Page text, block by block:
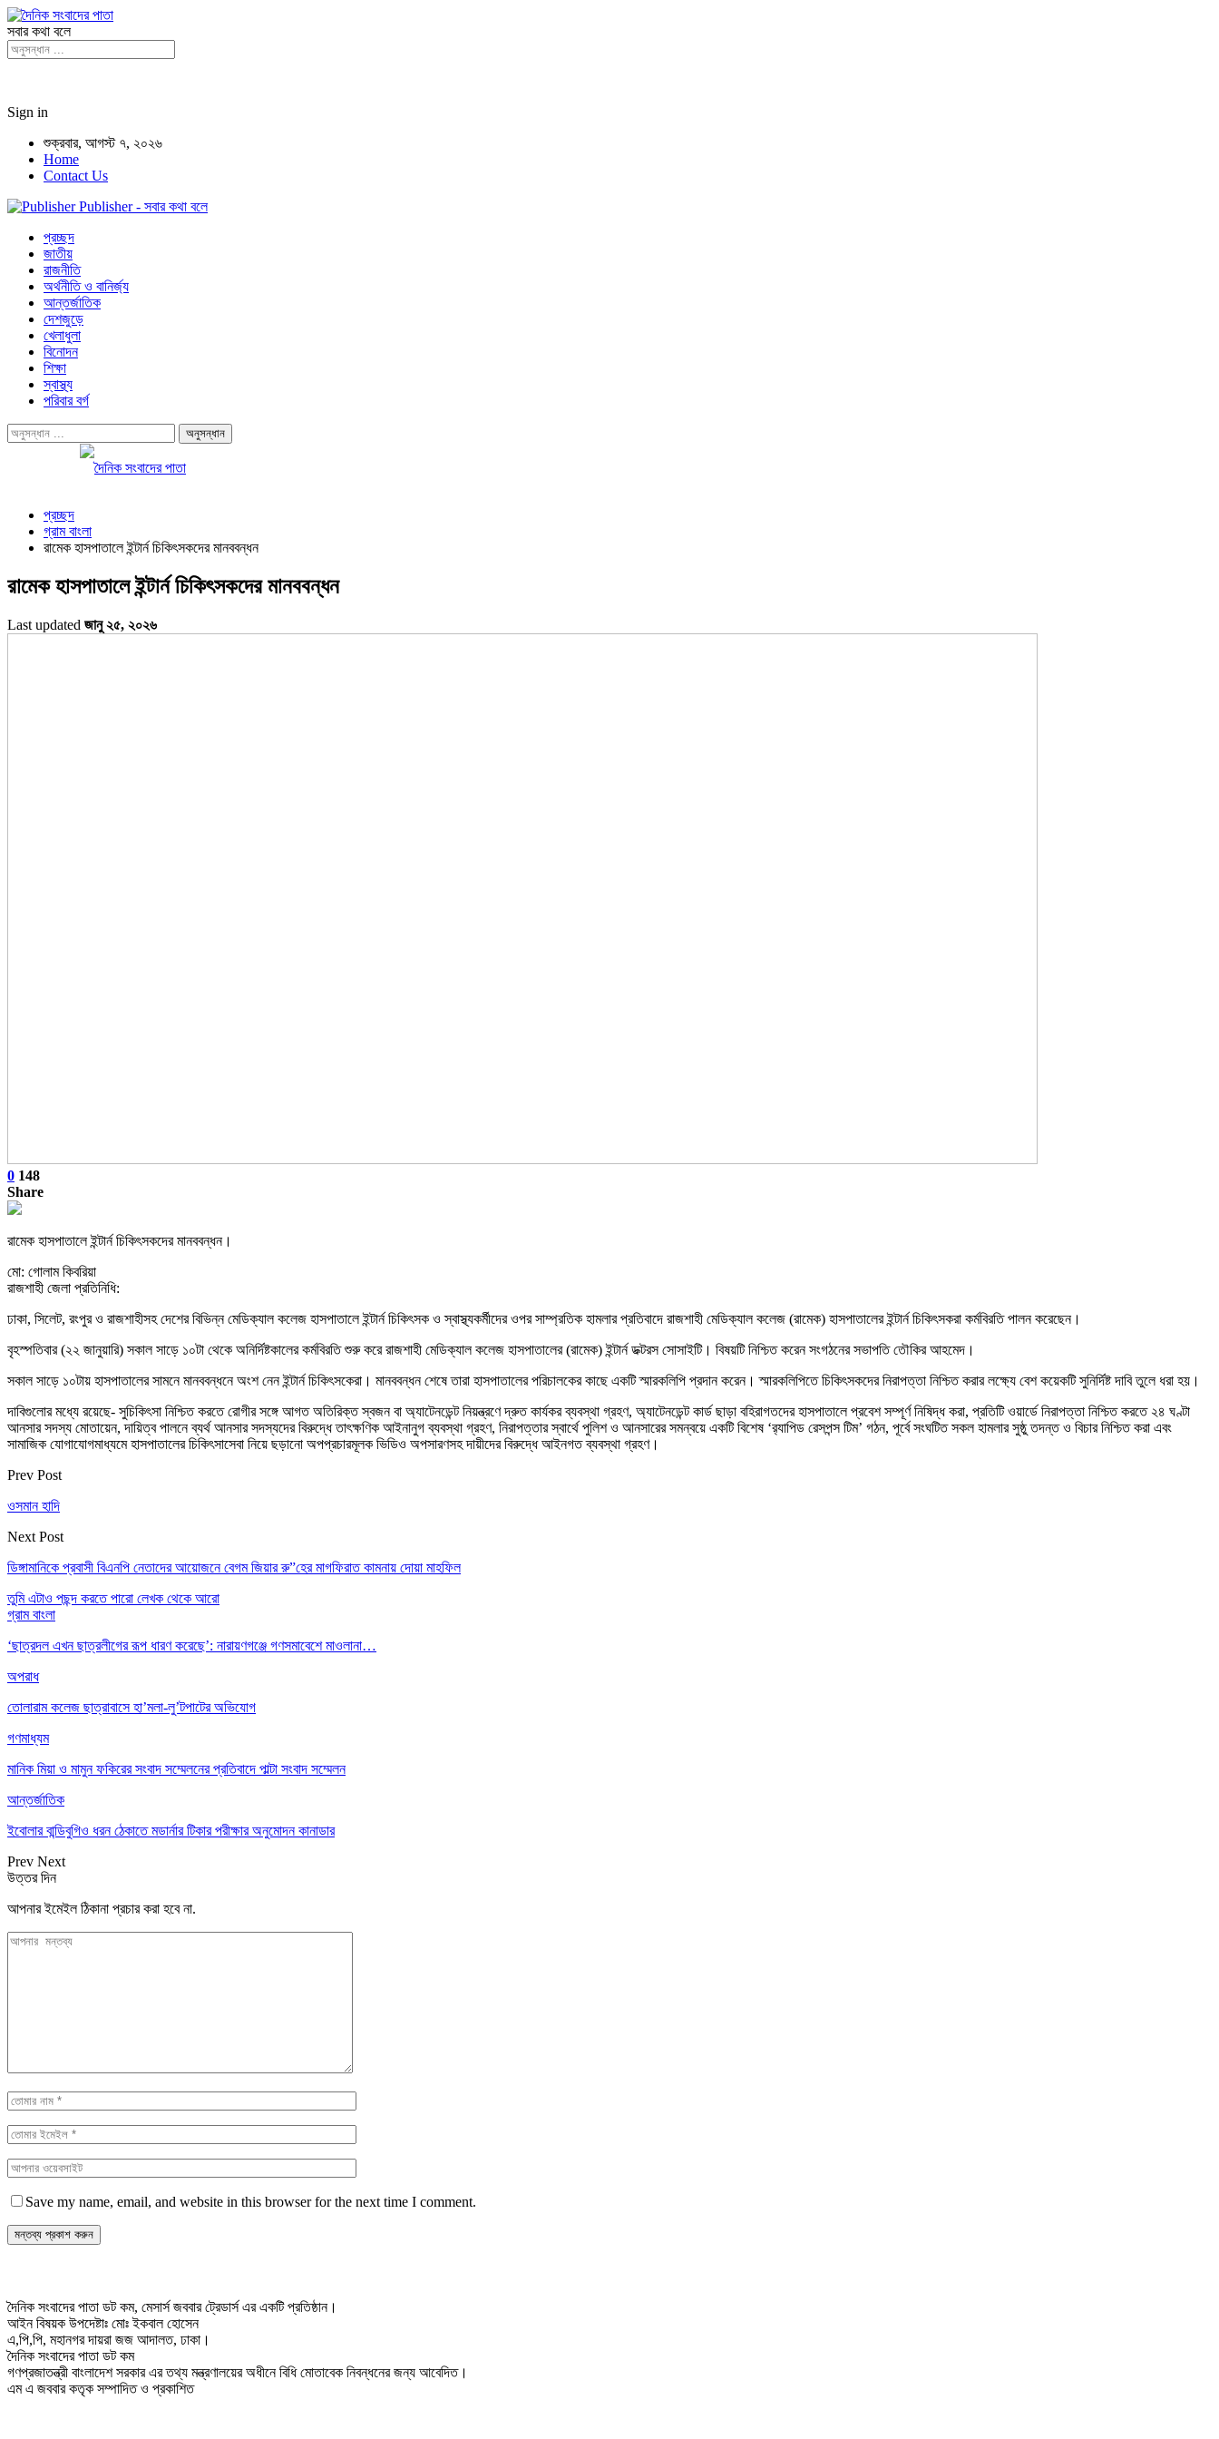
সবার কথা বলে
Sign in
শুক্রবার, আগস্ট ৭, ২০২৬
Home
Contact Us
Publisher - সবার কথা বলে
প্রচ্ছদ
জাতীয়
রাজনীতি
অর্থনীতি ও বানির্জ্য
আন্তর্জাতিক
দেশজুড়ে
খেলাধুলা
বিনোদন
শিক্ষা
স্বাস্থ্য
পরিবার বর্গ
প্রচ্ছদ
গ্রাম বাংলা
রামেক হাসপাতালে ইন্টার্ন চিকিৎসকদের মানববন্ধন
রামেক হাসপাতালে ইন্টার্ন চিকিৎসকদের মানববন্ধন
Last updated জানু ২৫, ২০২৬
0 148
Share
রামেক হাসপাতালে ইন্টার্ন চিকিৎসকদের মানববন্ধন।
মো: গোলাম কিবরিয়া
রাজশাহী জেলা প্রতিনিধি:
ঢাকা, সিলেট, রংপুর ও রাজশাহীসহ দেশের বিভিন্ন মেডিক্যাল কলেজ হাসপাতালে ইন্টার্ন চিকিৎসক ও স্বাস্থ্যকর্মীদের ওপর সাম্প্রতিক হামলার প্রতিবাদে রাজশাহী মেডিক্যাল কলেজ (রামেক) হাসপাতালের ইন্টার্ন চিকিৎসকরা কর্মবিরতি পালন করেছেন।
বৃহস্পতিবার (২২ জানুয়ারি) সকাল সাড়ে ১০টা থেকে অনির্দিষ্টকালের কর্মবিরতি শুরু করে রাজশাহী মেডিক্যাল কলেজ হাসপাতালের (রামেক) ইন্টার্ন ডক্টরস সোসাইটি। বিষয়টি নিশ্চিত করেন সংগঠনের সভাপতি তৌকির আহমেদ।
সকাল সাড়ে ১০টায় হাসপাতালের সামনে মানববন্ধনে অংশ নেন ইন্টার্ন চিকিৎসকেরা। মানববন্ধন শেষে তারা হাসপাতালের পরিচালকের কাছে একটি স্মারকলিপি প্রদান করেন। স্মারকলিপিতে চিকিৎসকদের নিরাপত্তা নিশ্চিত করার লক্ষ্যে বেশ কয়েকটি সুনির্দিষ্ট দাবি তুলে ধরা হয়।
দাবিগুলোর মধ্যে রয়েছে- সুচিকিৎসা নিশ্চিত করতে রোগীর সঙ্গে আগত অতিরিক্ত স্বজন বা অ্যাটেনডেন্ট নিয়ন্ত্রণে দ্রুত কার্যকর ব্যবস্থা গ্রহণ, অ্যাটেনডেন্ট কার্ড ছাড়া বহিরাগতদের হাসপাতালে প্রবেশ সম্পূর্ণ নিষিদ্ধ করা, প্রতিটি ওয়ার্ডে নিরাপত্তা নিশ্চিত করতে ২৪ ঘণ্টা
আনসার সদস্য মোতায়েন, দায়িত্ব পালনে ব্যর্থ আনসার সদস্যদের বিরুদ্ধে তাৎক্ষণিক আইনানুগ ব্যবস্থা গ্রহণ, নিরাপত্তার স্বার্থে পুলিশ ও আনসারের সমন্বয়ে একটি বিশেষ ‘র‌্যাপিড রেসপন্স টিম’ গঠন, পূর্বে সংঘটিত সকল হামলার সুষ্ঠু তদন্ত ও বিচার নিশ্চিত করা এবং
সামাজিক যোগাযোগমাধ্যমে হাসপাতালের চিকিৎসাসেবা নিয়ে ছড়ানো অপপ্রচারমূলক ভিডিও অপসারণসহ দায়ীদের বিরুদ্ধে আইনগত ব্যবস্থা গ্রহণ।
Prev Post
ওসমান হাদি
Next Post
ডিঙ্গামানিকে প্রবাসী বিএনপি নেতাদের আয়োজনে বেগম জিয়ার রু”হের মাগফিরাত কামনায় দোয়া মাহফিল
তুমি এটাও পছন্দ করতে পারো লেখক থেকে আরো
গ্রাম বাংলা
‘ছাত্রদল এখন ছাত্রলীগের রূপ ধারণ করেছে’: নারায়ণগঞ্জে গণসমাবেশে মাওলানা…
অপরাধ
তোলারাম কলেজ ছাত্রাবাসে হা’মলা-লু’টপাটের অভিযোগ
গণমাধ্যম
মানিক মিয়া ও মামুন ফকিরের সংবাদ সম্মেলনের প্রতিবাদে পাল্টা সংবাদ সম্মেলন
আন্তর্জাতিক
ইবোলার বান্ডিবুগিও ধরন ঠেকাতে মডার্নার টিকার পরীক্ষার অনুমোদন কানাডার
Prev Next
উত্তর দিন
আপনার ইমেইল ঠিকানা প্রচার করা হবে না.
Save my name, email, and website in this browser for the next time I comment.
দৈনিক সংবাদের পাতা ডট কম, মেসার্স জববার ট্রেডার্স এর একটি প্রতিষ্ঠান।
আইন বিষয়ক উপদেষ্টাঃ মোঃ ইকবাল হোসেন
এ,পি,পি, মহানগর দায়রা জজ আদালত, ঢাকা।
দৈনিক সংবাদের পাতা ডট কম
গণপ্রজাতন্ত্রী বাংলাদেশ সরকার এর তথ্য মন্ত্রণালয়ের অধীনে বিধি মোতাবেক নিবন্ধনের জন্য আবেদিত।
এম এ জববার কতৃক সম্পাদিত ও প্রকাশিত